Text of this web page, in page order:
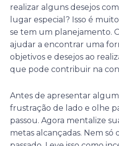
realizar alguns desejos
lugar especial? Isso é
se tem um planejamento.
ajudar a encontrar uma
objetivos e desejos ao
que pode contribuir na
Antes de apresentar
frustração de lado e olhe
passou. Agora mentalize
metas alcançadas. Nem só